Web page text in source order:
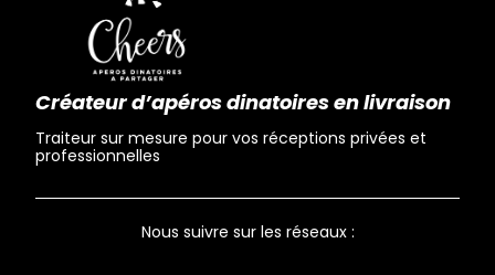
Créateur d’apéros dinatoires en livraison
Traiteur sur mesure pour vos réceptions privées et
professionnelles
Nous suivre sur les réseaux :